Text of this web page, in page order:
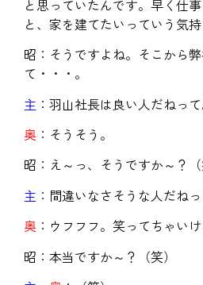
と思っていたんです。早く仕
と、家を建てたいっていう気持
昭：そうですよね。そこから
て・・・。
主 ：羽山社長は良い人だねって
奥 ：そうそう。
昭：え～っ、そうですか～？（
主 ：間違いなさそうな人だねっ
奥 ：ウフフフ。笑ってちゃいけ
昭：本当ですか～？（笑）